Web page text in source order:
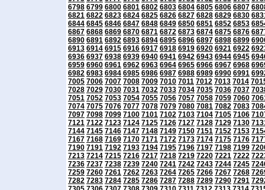
6798 6799 6800 6801 6802 6803 6804 6805 6806 6807
6821 6822 6823 6824 6825 6826 6827 6828 6829 6830
6844 6845 6846 6847 6848 6849 6850 6851 6852 6853
6867 6868 6869 6870 6871 6872 6873 6874 6875 6876
6890 6891 6892 6893 6894 6895 6896 6897 6898 6899
6913 6914 6915 6916 6917 6918 6919 6920 6921 6922
6936 6937 6938 6939 6940 6941 6942 6943 6944 6945
6959 6960 6961 6962 6963 6964 6965 6966 6967 6968
6982 6983 6984 6985 6986 6987 6988 6989 6990 6991
7005 7006 7007 7008 7009 7010 7011 7012 7013 7014
7028 7029 7030 7031 7032 7033 7034 7035 7036 7037
7051 7052 7053 7054 7055 7056 7057 7058 7059 7060
7074 7075 7076 7077 7078 7079 7080 7081 7082 7083
7097 7098 7099 7100 7101 7102 7103 7104 7105 7106
7121 7122 7123 7124 7125 7126 7127 7128 7129 7130
7144 7145 7146 7147 7148 7149 7150 7151 7152 7153
7167 7168 7169 7170 7171 7172 7173 7174 7175 7176
7190 7191 7192 7193 7194 7195 7196 7197 7198 7199
7213 7214 7215 7216 7217 7218 7219 7220 7221 7222
7236 7237 7238 7239 7240 7241 7242 7243 7244 7245
7259 7260 7261 7262 7263 7264 7265 7266 7267 7268
7282 7283 7284 7285 7286 7287 7288 7289 7290 7291